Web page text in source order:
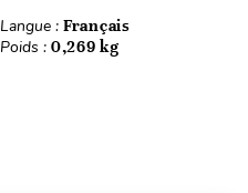
Langue : Français
Poids : 0,269 kg